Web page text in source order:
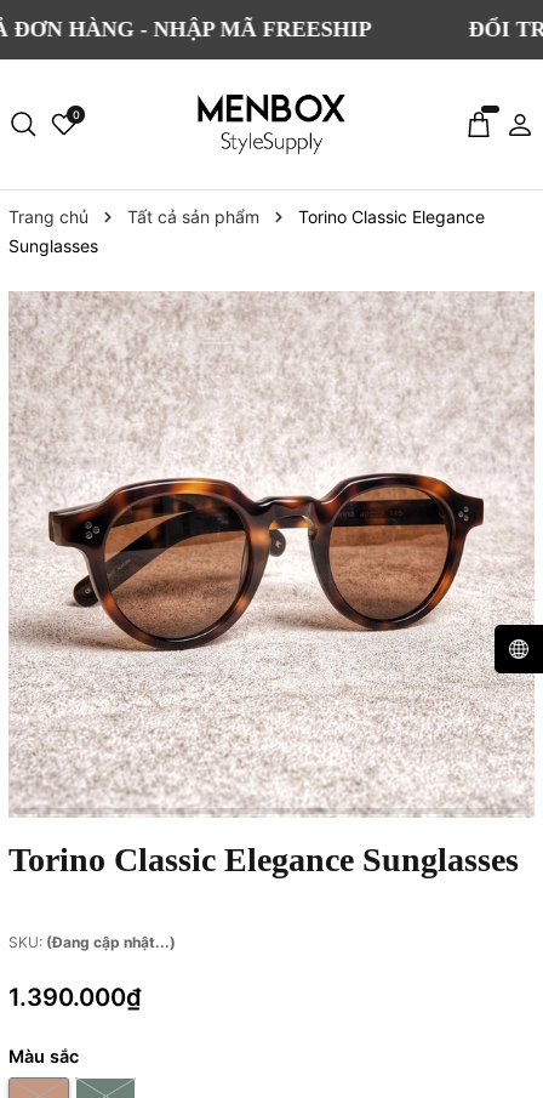
- NHẬP MÃ FREESHIP ĐỔI TRẢ
0
Trang chủ Tất cả sản phẩm
Torino Classic Elegance
Sunglasses
Torino Classic Elegance Sunglasses
SKU: (Đang cập nhật...)
1.390.000₫
Màu sắc